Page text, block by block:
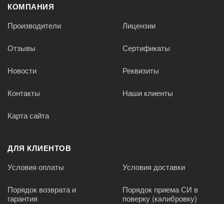
КОМПАНИЯ
Производители Лицензии
Отзывы Сертификаты
Новости Реквизиты
Контакты Наши клиенты
Карта сайта
ДЛЯ КЛИЕНТОВ
Условия оплаты Условия доставки
Порядок возврата и
гарантия
Порядок приема СИ в
поверку (калибровку)